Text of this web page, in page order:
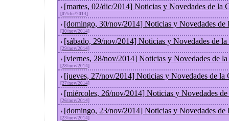
› [martes, 02/dic/2014] Noticias y Novedades de la
[02/dic/2014]
› [domingo, 30/nov/2014] Noticias y Novedades de
[30/nov/2014]
› [sábado, 29/nov/2014] Noticias y Novedades de
[29/nov/2014]
› [viernes, 28/nov/2014] Noticias y Novedades de
[28/nov/2014]
› [jueves, 27/nov/2014] Noticias y Novedades de la
[27/nov/2014]
› [miércoles, 26/nov/2014] Noticias y Novedades
[26/nov/2014]
› [domingo, 23/nov/2014] Noticias y Novedades de
[23/nov/2014]